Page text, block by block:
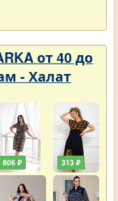
от 40 до
- Халат
806 ₽ 313 ₽